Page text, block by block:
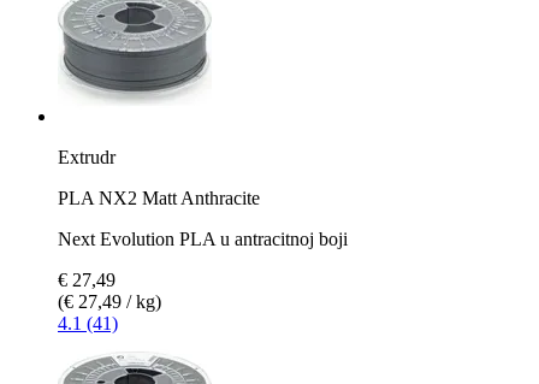
Extrudr
PLA NX2 Matt Anthracite
Next Evolution PLA u antracitnoj boji
€ 27,49
(€ 27,49 / kg)
4.1 (41)